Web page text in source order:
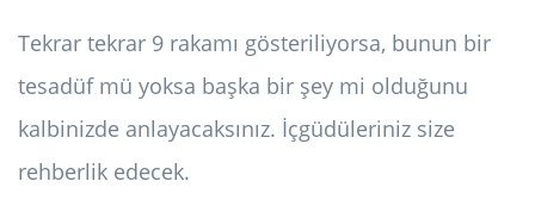
Tekrar tekrar 9 rakamı gösteriliyorsa, bunun bir
tesadüf mü yoksa başka bir şey mi olduğunu
kalbinizde anlayacaksınız. İçgüdüleriniz size
rehberlik edecek.